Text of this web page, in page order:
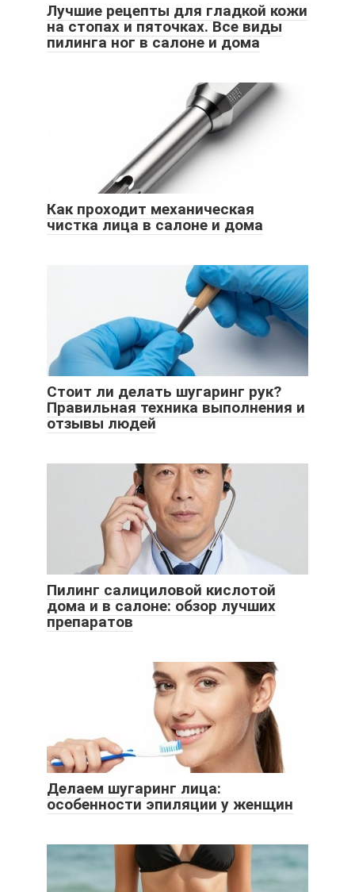
Лучшие рецепты для гладкой кожи
на стопах и пяточках. Все виды
пилинга ног в салоне и дома
Как проходит механическая
чистка лица в салоне и дома
Стоит ли делать шугаринг рук?
Правильная техника выполнения и
отзывы людей
Пилинг салициловой кислотой
дома и в салоне: обзор лучших
препаратов
Делаем шугаринг лица:
особенности эпиляции у женщин